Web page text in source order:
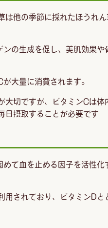
は他の季節に採れたほうれん
の生成を促し、美肌効果や
大量に消費されます。
切ですが、ビタミンCは体
日摂取することが必要です
て血を止める因子を活性化
用されており、ビタミンDと